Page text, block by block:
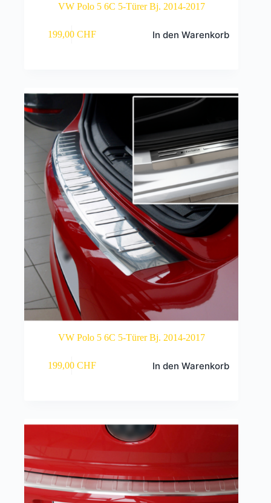
VW Polo 5 6C 5-Türer Bj. 2014-2017
199,00 CHF In den Warenkorb
VW Polo 5 6C 5-Türer Bj. 2014-2017
199,00 CHF In den Warenkorb